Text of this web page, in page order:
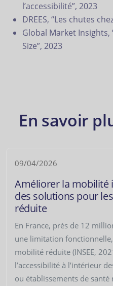
l’accessibilité”, 2023
DREES, “Les chutes
Global Market
Size”, 2023
En savoir
09/04/2026
Améliorer la mobilité
des solutions pour
réduite
En France, près de 12
une limitation
mobilité réduite (INSEE,
l’accessibilité à l’intérieur
ou établissements de santé